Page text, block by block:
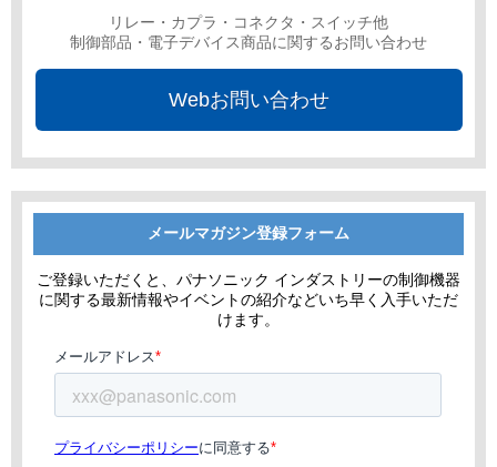
リレー・カプラ・コネクタ・スイッチ他
制御部品・電子デバイス商品に関するお問い合わせ
Webお問い合わせ
メールマガジン登録フォーム
ご登録いただくと、パナソニック インダストリーの制御機器
に関する最新情報やイベントの紹介などいち早く入手いただ
けます。